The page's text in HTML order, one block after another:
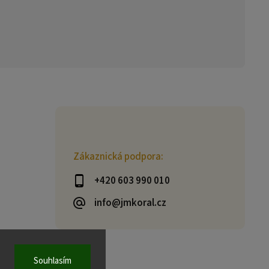
Souhlasím
Zákaznická podpora:
+420 603 990 010
info@jmkoral.cz